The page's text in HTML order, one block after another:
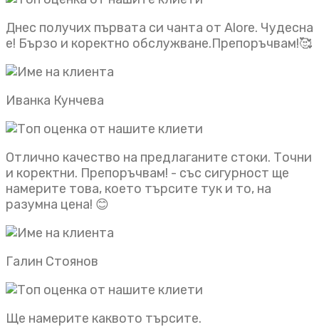
Днес получих първата си чанта от Alore. Чудесна
е! Бързо и коректно обслужване.Препоръчвам!🥰
Иванка Кунчева
Отлично качество на предлаганите стоки. Точни
и коректни. Препоръчвам! - със сигурност ще
намерите това, което търсите тук и то, на
разумна цена! 😊
Галин Стоянов
Ще намерите каквото търсите.